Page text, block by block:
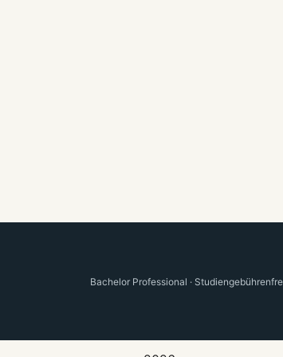
Bachelor Professional ·